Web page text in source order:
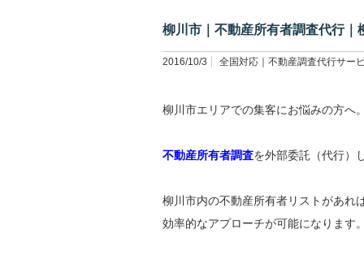
柳川市｜不動産所有者調査代行｜
2016/10/3 全国対応｜不動産調査代行サー
柳川市エリアでの集客にお悩みの方へ
不動産所有者調査を外部委託（代行）
柳川市内の不動産所有者リストがあれ
効率的なアプローチが可能になります